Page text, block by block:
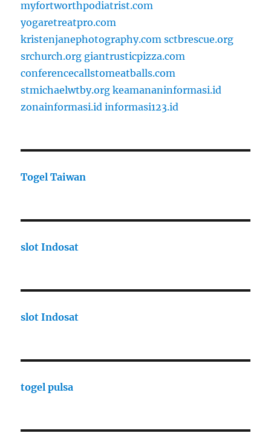
myfortworthpodiatrist.com
yogaretreatpro.com
kristenjanephotography.com sctbrescue.org
srchurch.org giantrusticpizza.com
conferencecallstomeatballs.com
stmichaelwtby.org keamananinformasi.id
zonainformasi.id informasi123.id
Togel Taiwan
slot Indosat
slot Indosat
togel pulsa